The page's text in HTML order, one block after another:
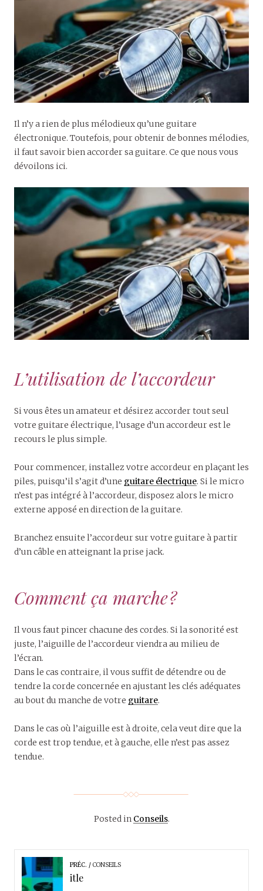
Il n’y a rien de plus mélodieux qu’une guitare
électronique. Toutefois, pour obtenir de bonnes mélodies,
il faut savoir bien accorder sa guitare. Ce que nous vous
dévoilons ici.
L’utilisation de l’accordeur
Si vous êtes un amateur et désirez accorder tout seul
votre guitare électrique, l’usage d’un accordeur est le
recours le plus simple.
Pour commencer, installez votre accordeur en plaçant les
piles, puisqu’il s’agit d’une guitare électrique. Si le micro
n’est pas intégré à l’accordeur, disposez alors le micro
externe apposé en direction de la guitare.
Branchez ensuite l’accordeur sur votre guitare à partir
d’un câble en atteignant la prise jack.
Comment ça marche ?
Il vous faut pincer chacune des cordes. Si la sonorité est
juste, l’aiguille de l’accordeur viendra au milieu de
l’écran.
Dans le cas contraire, il vous suffit de détendre ou de
tendre la corde concernée en ajustant les clés adéquates
au bout du manche de votre guitare.
Dans le cas où l’aiguille est à droite, cela veut dire que la
corde est trop tendue, et à gauche, elle n’est pas assez
tendue.
Posted in Conseils.
PRÉC. CONSEILS
itle